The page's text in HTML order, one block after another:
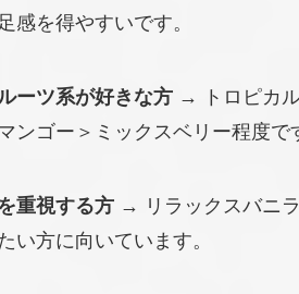
感を得やすいです。
ーツ系が好きな方 → トロピカ
ンゴー＞ミックスベリー程度で
重視する方 → リラックスバニ
い方に向いています。